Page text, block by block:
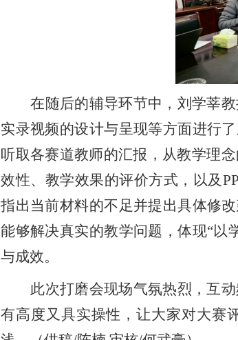
在随后的辅导环节中，刘学莘
实录视频的设计与呈现等方面进行
听取各赛道教师的汇报，从教学理
效性、教学效果的评价方式，以及
指出当前材料的不足并提出具体修
能够解决真实的教学问题，体现“以
与成效。
此次打磨会现场气氛热烈，互
有高度又具实操性，让大家对大赛